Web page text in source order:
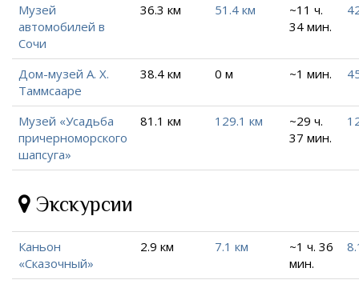
Музей
автомобилей в
Сочи
36.3 км 51.4 км
~11 ч.
34 мин.
Дом-музей А. Х.
Таммсааре
38.4 км 0 м ~1 мин.
Музей «Усадьба
причерноморского
шапсуга»
81.1 км 129.1 км
~29 ч.
37 мин.
Экскурсии
Каньон
«Сказочный»
2.9 км 7.1 км
~1 ч. 36
мин.